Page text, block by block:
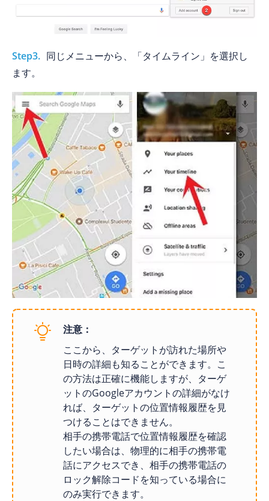
Step3. 同じメニューから、「タイムライン」を選択し
ます。
注意：
ここから、ターゲットが訪れた場所や
日時の詳細も知ることができます。こ
の方法は正確に機能しますが、ターゲ
ットのGoogleアカウントの詳細がなけ
れば、ターゲットの位置情報履歴を見
つけることはできません。
相手の携帯電話で位置情報履歴を確認
したい場合は、物理的に相手の携帯電
話にアクセスでき、相手の携帯電話の
ロック解除コードを知っている場合に
のみ実行できます。